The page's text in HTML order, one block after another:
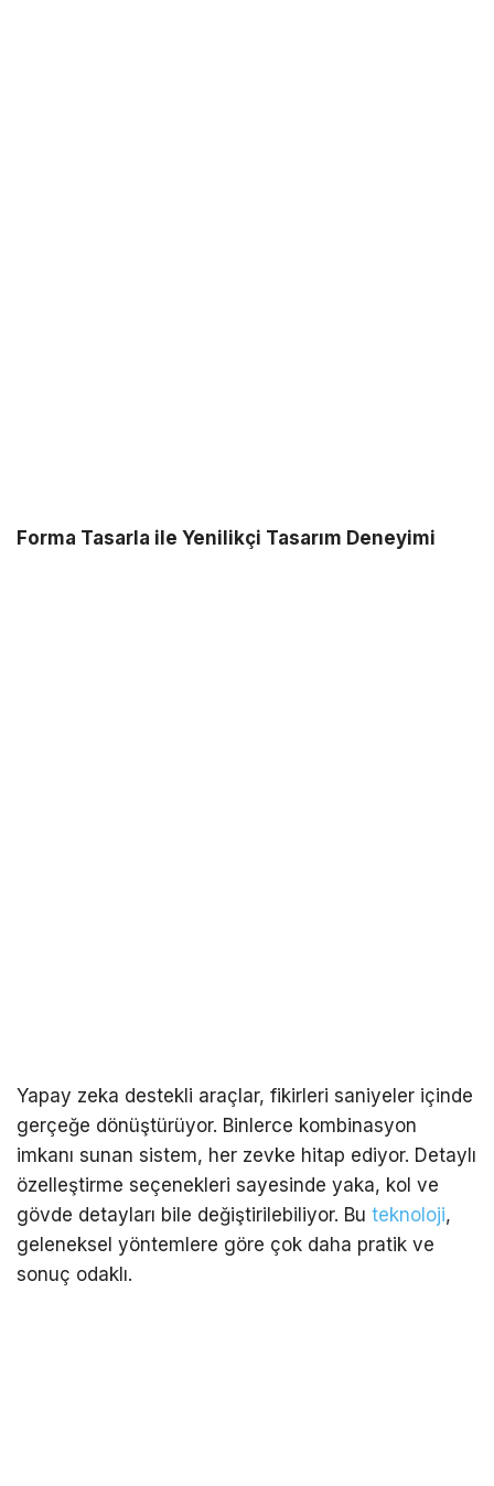
Forma Tasarla ile Yenilikçi Tasarım Deneyimi
Yapay zeka destekli araçlar, fikirleri saniyeler içinde
gerçeğe dönüştürüyor. Binlerce kombinasyon
imkanı sunan sistem, her zevke hitap ediyor. Detaylı
özelleştirme seçenekleri sayesinde yaka, kol ve
gövde detayları bile değiştirilebiliyor. Bu teknoloji,
geleneksel yöntemlere göre çok daha pratik ve
sonuç odaklı.